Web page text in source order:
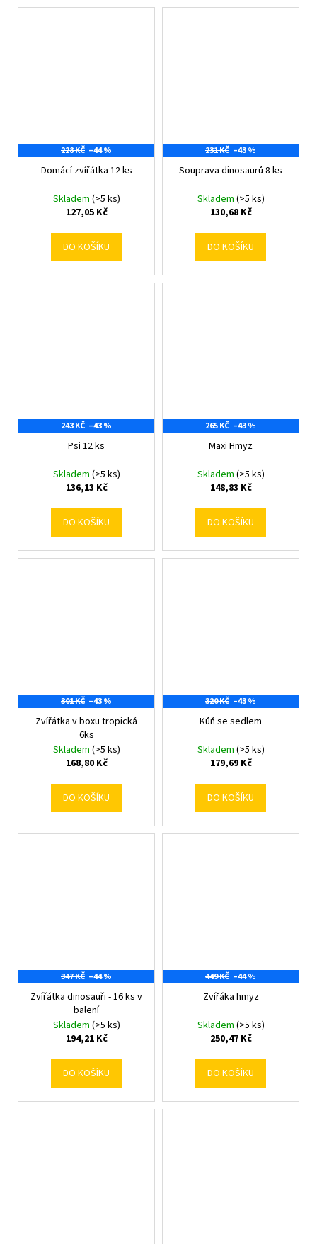
228 KČ –44 %
Domácí zvířátka 12 ks
Skladem (>5 ks)
127,05 Kč
DO KOŠÍKU
231 KČ –43 %
Souprava dinosaurů 8 ks
Skladem (>5 ks)
130,68 Kč
DO KOŠÍKU
243 KČ –43 %
Psi 12 ks
Skladem (>5 ks)
136,13 Kč
DO KOŠÍKU
265 KČ –43 %
Maxi Hmyz
Skladem (>5 ks)
148,83 Kč
DO KOŠÍKU
301 KČ –43 %
Zvířátka v boxu tropická
6ks
Skladem (>5 ks)
168,80 Kč
DO KOŠÍKU
320 KČ –43 %
Kůň se sedlem
Skladem (>5 ks)
179,69 Kč
DO KOŠÍKU
347 KČ –44 %
Zvířátka dinosauři - 16 ks v
balení
Skladem (>5 ks)
194,21 Kč
DO KOŠÍKU
449 KČ –44 %
Zvířáka hmyz
Skladem (>5 ks)
250,47 Kč
DO KOŠÍKU